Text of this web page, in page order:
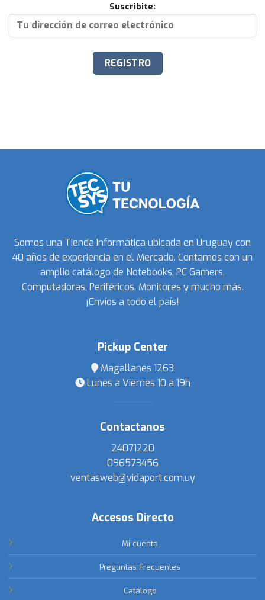
Suscribite:
Somos una Tienda Informática ubicada en Uruguay con
40 años de experiencia en el Mercado. Contamos con un
amplio catálogo de Notebooks, PC Gamers,
Computadoras, Periféricos, Monitores y mucho más.
¡Envíos a todo el país!
Pickup Center
Magallanes 1263
Lunes a Viernes 10 a 19h
Contactanos
24071220
096573456
ventasweb@vidaport.com.uy
Accesos Directo
Mi cuenta
Preguntas Frecuentes
Catálogo